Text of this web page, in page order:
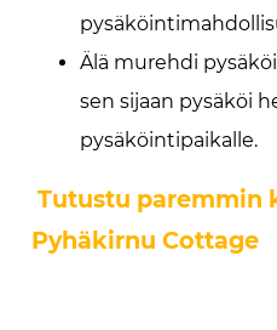
Älä murehdi
sen sijaan pysäköi
pysäköintipaikalle.
Tutustu paremmin
Pyhäkirnu Cottage